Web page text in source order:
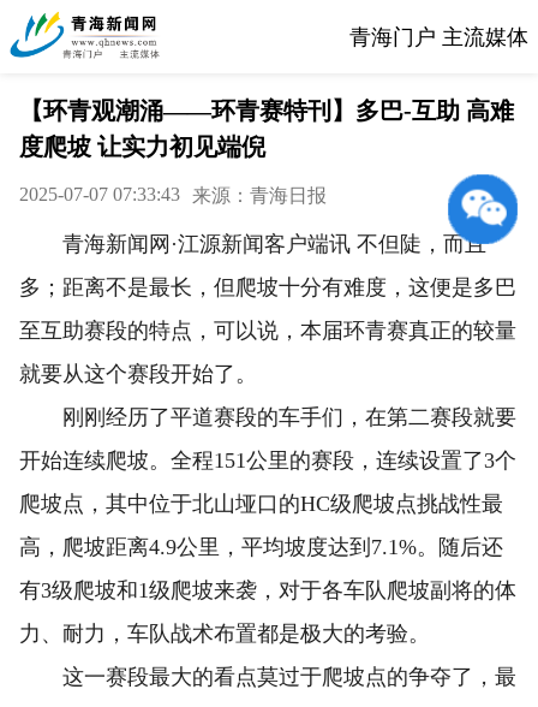
青海门户 主流媒体
【环青观潮涌——环青赛特刊】多巴-互助 高难
度爬坡 让实力初见端倪
2025-07-07 07:33:43 来源：青海日报
青海新闻网·江源新闻客户端讯 不但陡，而且
多；距离不是最长，但爬坡十分有难度，这便是多巴
至互助赛段的特点，可以说，本届环青赛真正的较量
就要从这个赛段开始了。
刚刚经历了平道赛段的车手们，在第二赛段就要
开始连续爬坡。全程151公里的赛段，连续设置了3个
爬坡点，其中位于北山垭口的HC级爬坡点挑战性最
高，爬坡距离4.9公里，平均坡度达到7.1%。随后还
有3级爬坡和1级爬坡来袭，对于各车队爬坡副将的体
力、耐力，车队战术布置都是极大的考验。
这一赛段最大的看点莫过于爬坡点的争夺了，最